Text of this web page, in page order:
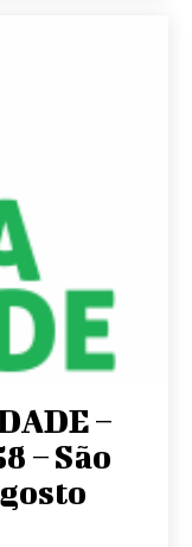
–
– São